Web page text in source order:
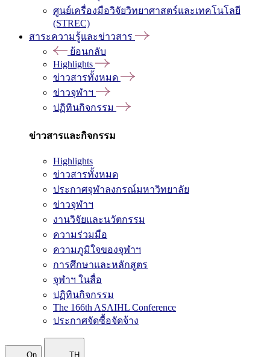
ศูนย์เครื่องมือวิจัยวิทยาศาสตร์และเทคโนโลยี
(STREC)
สาระความรู้และข่าวสาร
ย้อนกลับ
Highlights
ข่าวสารทั้งหมด
ข่าวจุฬาฯ
ปฏิทินกิจกรรม
ข่าวสารและกิจกรรม
Highlights
ข่าวสารทั้งหมด
ประกาศจุฬาลงกรณ์มหาวิทยาลัย
ข่าวจุฬาฯ
งานวิจัยและนวัตกรรม
ความร่วมมือ
ความภูมิใจของจุฬาฯ
การศึกษาและหลักสูตร
จุฬาฯ ในสื่อ
ปฏิทินกิจกรรม
The 166th ASAIHL Conference
ประกาศจัดซื้อจัดจ้าง
On TH